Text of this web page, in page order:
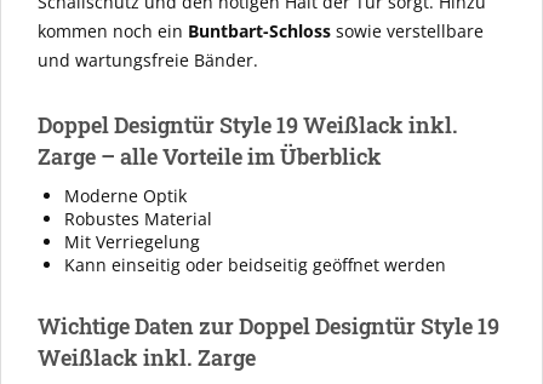
kommen noch ein Buntbart-Schloss sowie verstellbare
und wartungsfreie Bänder.
Doppel Designtür Style 19 Weißlack inkl.
Zarge – alle Vorteile im Überblick
Moderne Optik
Robustes Material
Mit Verriegelung
Kann einseitig oder beidseitig geöffnet werden
Wichtige Daten zur Doppel Designtür Style 19
Weißlack inkl. Zarge